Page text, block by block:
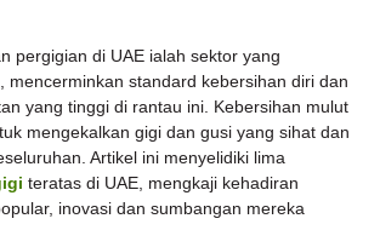
pergigian di UAE ialah sektor yang
mencerminkan standard kebersihan diri dan
yang tinggi di rantau ini. Kebersihan mulut
mengekalkan gigi dan gusi yang sihat dan
Artikel ini menyelidiki lima
teratas di UAE, mengkaji kehadiran
inovasi dan sumbangan mereka